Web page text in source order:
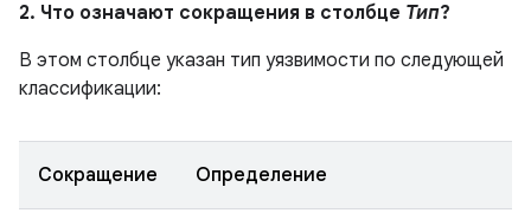
2. Что означают сокращения в столбце Тип?
В этом столбце указан тип уязвимости по следующей
классификации:
Сокращение Определение